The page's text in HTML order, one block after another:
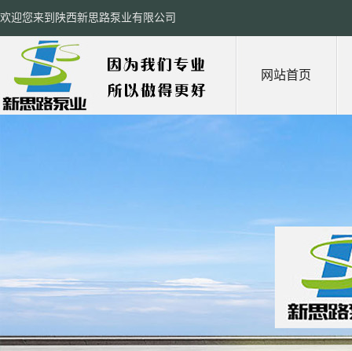
欢迎您来到陕西新思路泵业有限公司
网站首页